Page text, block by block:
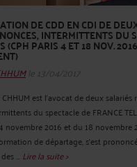
DE CDD EN CDI DE
INTERMITTENTS DU
(CPH PARIS 4 ET 18 NOV.
le 13/04/2017
est l’avocat de deux
du spectacle de FRANCE
novembre 2016 et du 18 novembre
de départage, s’est
... Lire la suite >